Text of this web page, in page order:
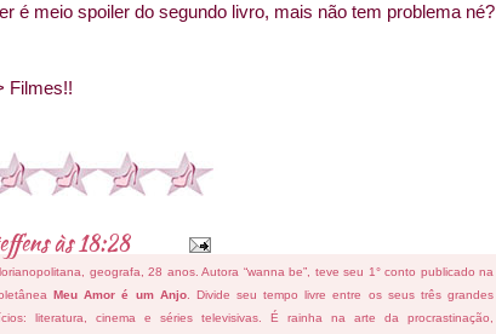
é meio spoiler do segundo livro, mais não tem problema né?
Filmes!!
às18:28
geografa, 28 anos. Autora “wanna be”, teve seu 1° conto publicado na
Meu Amor é um Anjo. Divide seu tempo livre entre os seus três grandes
literatura, cinema e séries televisivas. É rainha na arte da procrastinação,